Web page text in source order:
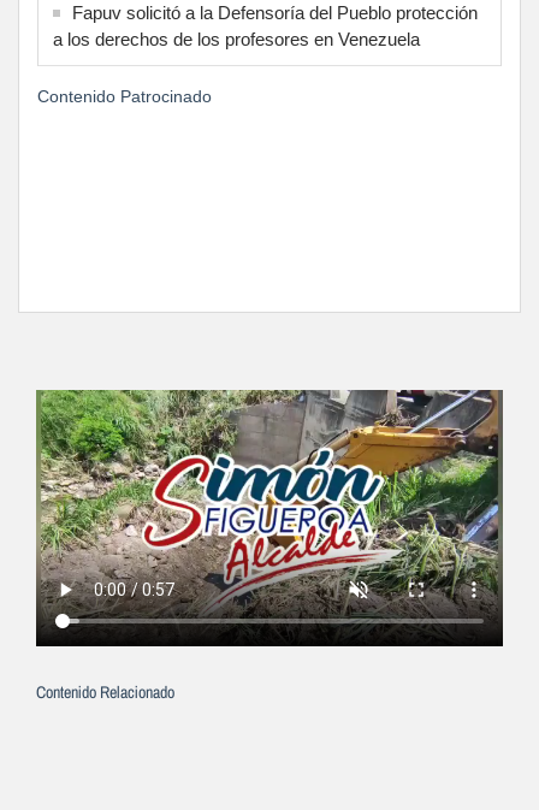
Fapuv solicitó a la Defensoría del Pueblo protección
a los derechos de los profesores en Venezuela
Contenido Patrocinado
Contenido Relacionado